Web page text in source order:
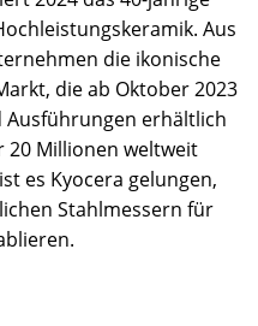
Aus
die ikonische
die ab Oktober 2023
Ausführungen erhältlich
20 Millionen weltweit
es Kyocera gelungen,
Stahlmessern für